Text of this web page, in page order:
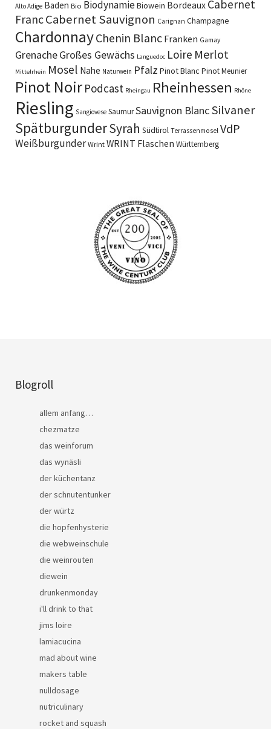
Alto Adige Baden Bio BiodynamieBiowein Bordeaux Cabernet
FrancCabernet Sauvignon Carignan Champagne
ChardonnayChenin Blanc Franken Gamay
GrenacheGroßes Gewächs Languedoc Loire Merlot
Mittelrhein Mosel Nahe Naturwein Pfalz Pinot Blanc Pinot Meunier
Pinot Noir Podcast Rheingau Rheinhessen Rhône
Riesling Sangiovese SaumurSauvignon BlancSilvaner
SpätburgunderSyrah Südtirol Terrassenmosel VdP
Weißburgunder Wrint WRINT Flaschen Württemberg
Blogroll
allem anfang…
chezmatze
das weinforum
das wynäsli
der küchentanz
der schnutentunker
der würtz
die hopfenhysterie
die webweinschule
die weinrouten
diewein
drunkenmonday
i'll drink to that
jims loire
lamiacucina
mad about wine
makers table
nulldosage
nutriculinary
rocket and squash